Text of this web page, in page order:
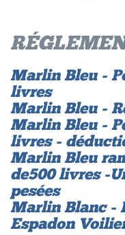
Marlin Bleu -
livres
Marlin Bleu -
Marlin Bleu -
livres -
Marlin Bleu
de 500 livres -
pesées
Marlin Blanc -
Espadon